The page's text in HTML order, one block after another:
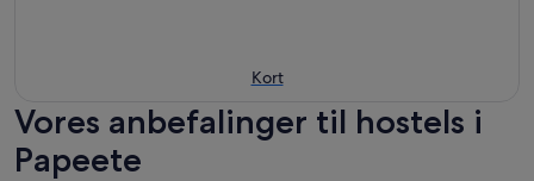
Kort
Vores anbefalinger til hostels i
Papeete